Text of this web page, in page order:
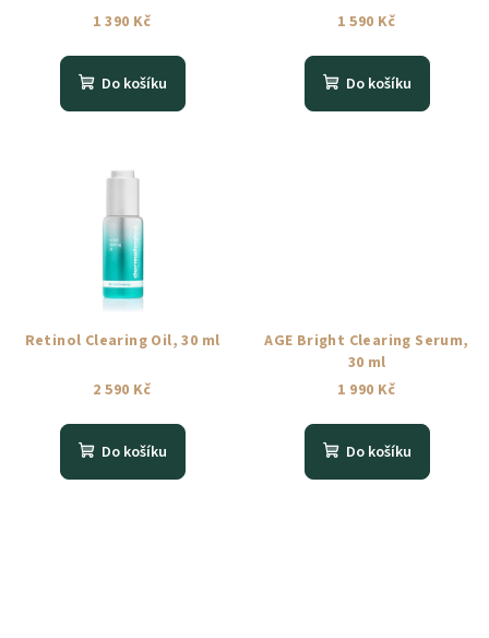
1 390 Kč
Do košíku
1 590 Kč
Do košíku
Retinol Clearing Oil, 30 ml
2 590 Kč
Do košíku
AGE Bright Clearing Serum,
30 ml
1 990 Kč
Do košíku